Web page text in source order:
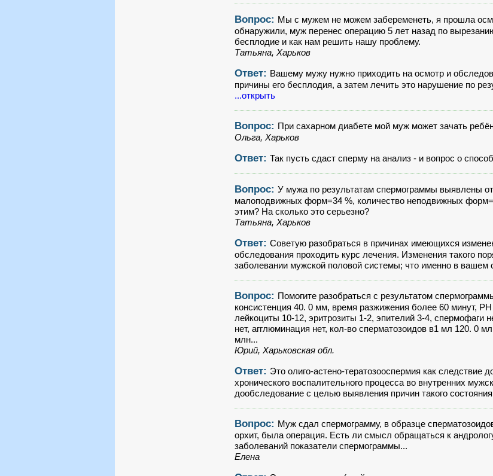
Вопрос: Мы с мужем не можем забеременеть, я прошла
обнаружили, муж перенес операцию 5 лет назад по
бесплодие и как нам решить нашу проблему.
Татьяна, Харьков
Ответ: Вашему мужу нужно приходить на осмотр и
причины его бесплодия, а затем лечить это нарушение по
...открыть
Вопрос: При сахарном диабете мой муж может зачать
Ольга, Харьков
Ответ: Так пусть сдаст сперму на анализ - и вопрос о
Вопрос: У мужа по результатам спермограммы выявлены
малоподвижных форм=34 %, количество неподвижных
этим? На сколько это серьезно?
Татьяна, Харьков
Ответ: Советую разобраться в причинах имеющихся
обследования проходить курс лечения. Изменения такого
заболевании мужской половой системы; что именно в вашем
Вопрос: Помогите разобраться с результатом
консистенция 40. 0 мм, время разжижения более 60 минут,
лейкоциты 10-12, эритрозиты 1-2, эпителий 3-4, спермофаги
нет, агглюминация нет, кол-во сперматозоидов в1 мл 120. 0
млн...
Юрий, Харьковская обл.
Ответ: Это олиго-астено-тератозооспермия как следствие
хронического воспалительного процесса во внутренних
дообследование с целью выявления причин такого состояния
Вопрос: Муж сдал спермограмму, в образце
орхит, была операция. Есть ли смысл обращаться к
заболеваний показатели спермограммы...
Елена